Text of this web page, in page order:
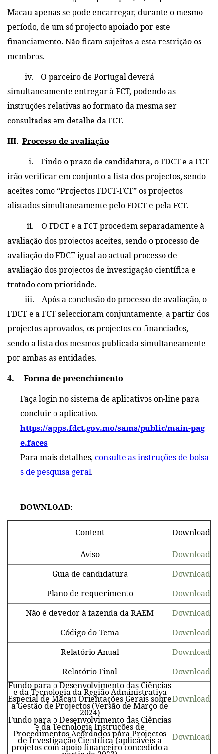
Macau apenas se pode encarregar, durante o mesmo
período, de um só projecto apoiado por este
financiamento. Não ficam sujeitos a esta restrição os
membros.
iv. O parceiro de Portugal deverá
simultaneamente entregar à FCT, podendo as
instruções relativas ao formato da mesma ser
consultadas em detalhe da FCT.
III. Processo de avaliação
i. Findo o prazo de candidatura, o FDCT e a FCT
irão verificar em conjunto a lista dos projectos, sendo
aceites como “Projectos FDCT-FCT” os projectos
alistados simultaneamente pelo FDCT e pela FCT.
ii. O FDCT e a FCT procedem separadamente à
avaliação dos projectos aceites, sendo o processo de
avaliação do FDCT igual ao actual processo de
avaliação dos projectos de investigação científica e
tratado com prioridade.
iii. Após a conclusão do processo de avaliação, o
FDCT e a FCT seleccionam conjuntamente, a partir dos
projectos aprovados, os projectos co-financiados,
sendo a lista dos mesmos publicada simultaneamente
por ambas as entidades.
4. Forma de preenchimento
Faça login no sistema de aplicativos on-line para
concluir o aplicativo.
https://apps.fdct.gov.mo/sams/public/main-pag
e.faces
Para mais detalhes, consulte as instruções de bolsa
s de pesquisa geral.
DOWNLOAD:
Content Download
Aviso
Download
Guia de candidatura
Download
Plano de requerimento
Download
Não é devedor à fazenda da RAEM
Download
Código do Tema
Download
Relatório Anual
Download
Relatório Final
Download
Fundo para o Desenvolvimento das Ciências
e da Tecnologia da Região Administrativa
Especial de Macau Orientações Gerais sobre
a Gestão de Projectos (Versão de Março de
2024)
Download
Fundo para o Desenvolvimento das Ciências
e da Tecnologia Instruções de
Procedimentos Acordados para Projectos
de Investigação Científica (aplicáveis a
projetos com apoio financeiro concedido a
Download